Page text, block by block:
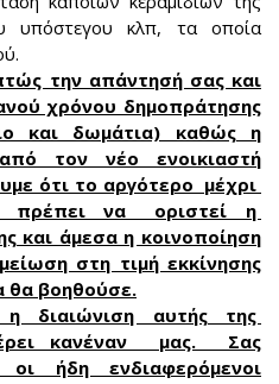
υπόστεγου κλπ, τα οποία
την απάντησή σας και
χρόνου δημοπράτησης
και δωμάτια) καθώς η
τον νέο ενοικιαστή
ότι το αργότερο μέχρι
πρέπει να οριστεί η
και άμεσα η κοινοποίηση
στη τιμή εκκίνησης
θα βοηθούσε.
διαιώνιση αυτής της
κανέναν μας. Σας
ήδη ενδιαφερόμενοι